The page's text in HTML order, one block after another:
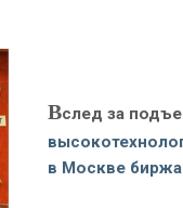
Вслед за
в Москве